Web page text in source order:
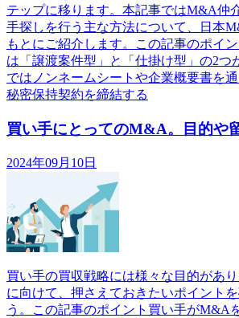
テップに移ります。本記事ではM&A仲
手探しを行う主な方法について、日本
もとにご紹介します。この記事のポイ
は「譲渡案件型」と「仕掛け型」の2つ
ではノンネームシートや企業概要書を通
秘密保持契約を締結する
買い手にとってのM&A。目的や
2024年09月10日
買い手の買収戦略には様々な目的があ
に向けて、押さえておきたいポイント
う。この記事のポイント買い手がM&A